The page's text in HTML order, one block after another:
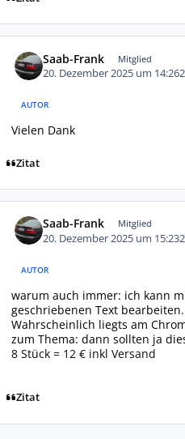
Saab-Frank Mitglied
20. Dezember 2025 um 14:26
AUTOR
Vielen Dank
Zitat
Saab-Frank Mitglied
20. Dezember 2025 um 15:23
AUTOR
warum auch immer: ich kann
geschriebenen Text bearbeiten.
Wahrscheinlich liegts am
zum Thema: dann sollten ja
8 Stück = 12 € inkl Versand
Zitat